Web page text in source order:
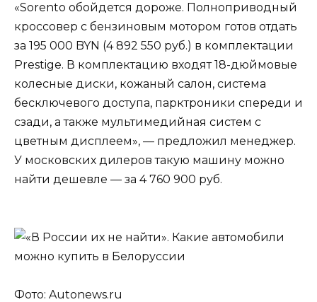
«Sorento обойдется дороже. Полноприводный
кроссовер с бензиновым мотором готов отдать
за 195 000 BYN (4 892 550 руб.) в комплектации
Prestige. В комплектацию входят 18-дюймовые
колесные диски, кожаный салон, система
бесключевого доступа, парктроники спереди и
сзади, а также мультимедийная систем с
цветным дисплеем», — предложил менеджер.
У московских дилеров такую машину можно
найти дешевле — за 4 760 900 руб.
Фото: Autonews.ru